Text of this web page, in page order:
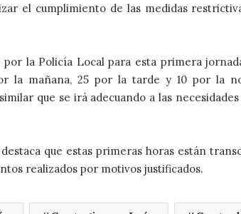
el cumplimiento de las medidas
por la Policía Local para esta primera
la mañana, 25 por la tarde y 10 por la
que se irá adecuando a las
que estas primeras horas están
realizados por motivos justificados.